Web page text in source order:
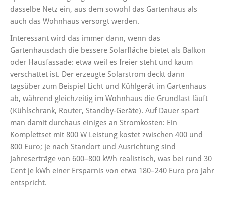
dasselbe Netz ein, aus dem sowohl das Gartenhaus als
auch das Wohnhaus versorgt werden.
Interessant wird das immer dann, wenn das
Gartenhausdach die bessere Solarfläche bietet als Balkon
oder Hausfassade: etwa weil es freier steht und kaum
verschattet ist. Der erzeugte Solarstrom deckt dann
tagsüber zum Beispiel Licht und Kühlgerät im Gartenhaus
ab, während gleichzeitig im Wohnhaus die Grundlast läuft
(Kühlschrank, Router, Standby-Geräte). Auf Dauer spart
man damit durchaus einiges an Stromkosten: Ein
Komplettset mit 800 W Leistung kostet zwischen 400 und
800 Euro; je nach Standort und Ausrichtung sind
Jahreserträge von 600–800 kWh realistisch, was bei rund 30
Cent je kWh einer Ersparnis von etwa 180–240 Euro pro Jahr
entspricht.